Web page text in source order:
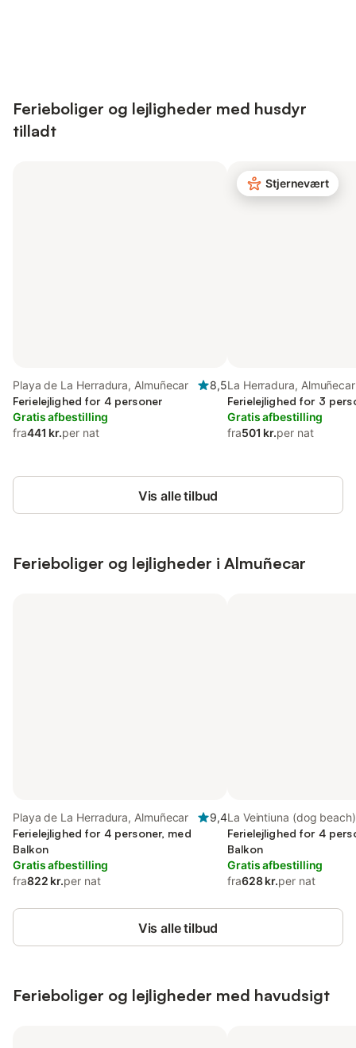
Ferieboliger og lejligheder med husdyr
tilladt
Playa de La Herradura, Almuñecar
8,5
Ferielejlighed for 4 personer
Gratis afbestilling
fra441 kr.per nat
Stjernevært
La Herradura, Almuñecar
Ferielejlighed for 3
Gratis afbestilling
fra501 kr.per nat
Vis alle tilbud
Ferieboliger og lejligheder i Almuñecar
Playa de La Herradura, Almuñecar
9,4
Ferielejlighed for 4 personer, med
Balkon
Gratis afbestilling
fra822 kr.per nat
La Veintiuna (dog beach)
(Almuñecar), Almuñecar
Ferielejlighed for 4
Balkon
Gratis afbestilling
fra628 kr.per nat
Vis alle tilbud
Ferieboliger og lejligheder med havudsigt